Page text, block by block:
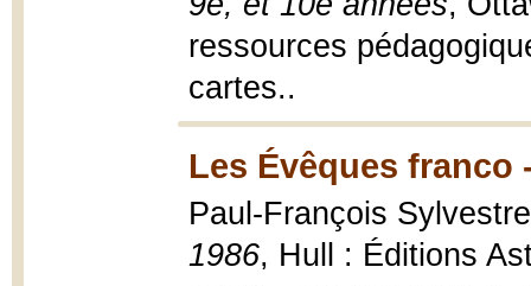
ressources
cartes..
Les Évêques franco
Paul-François
1986, Hull : Éditions